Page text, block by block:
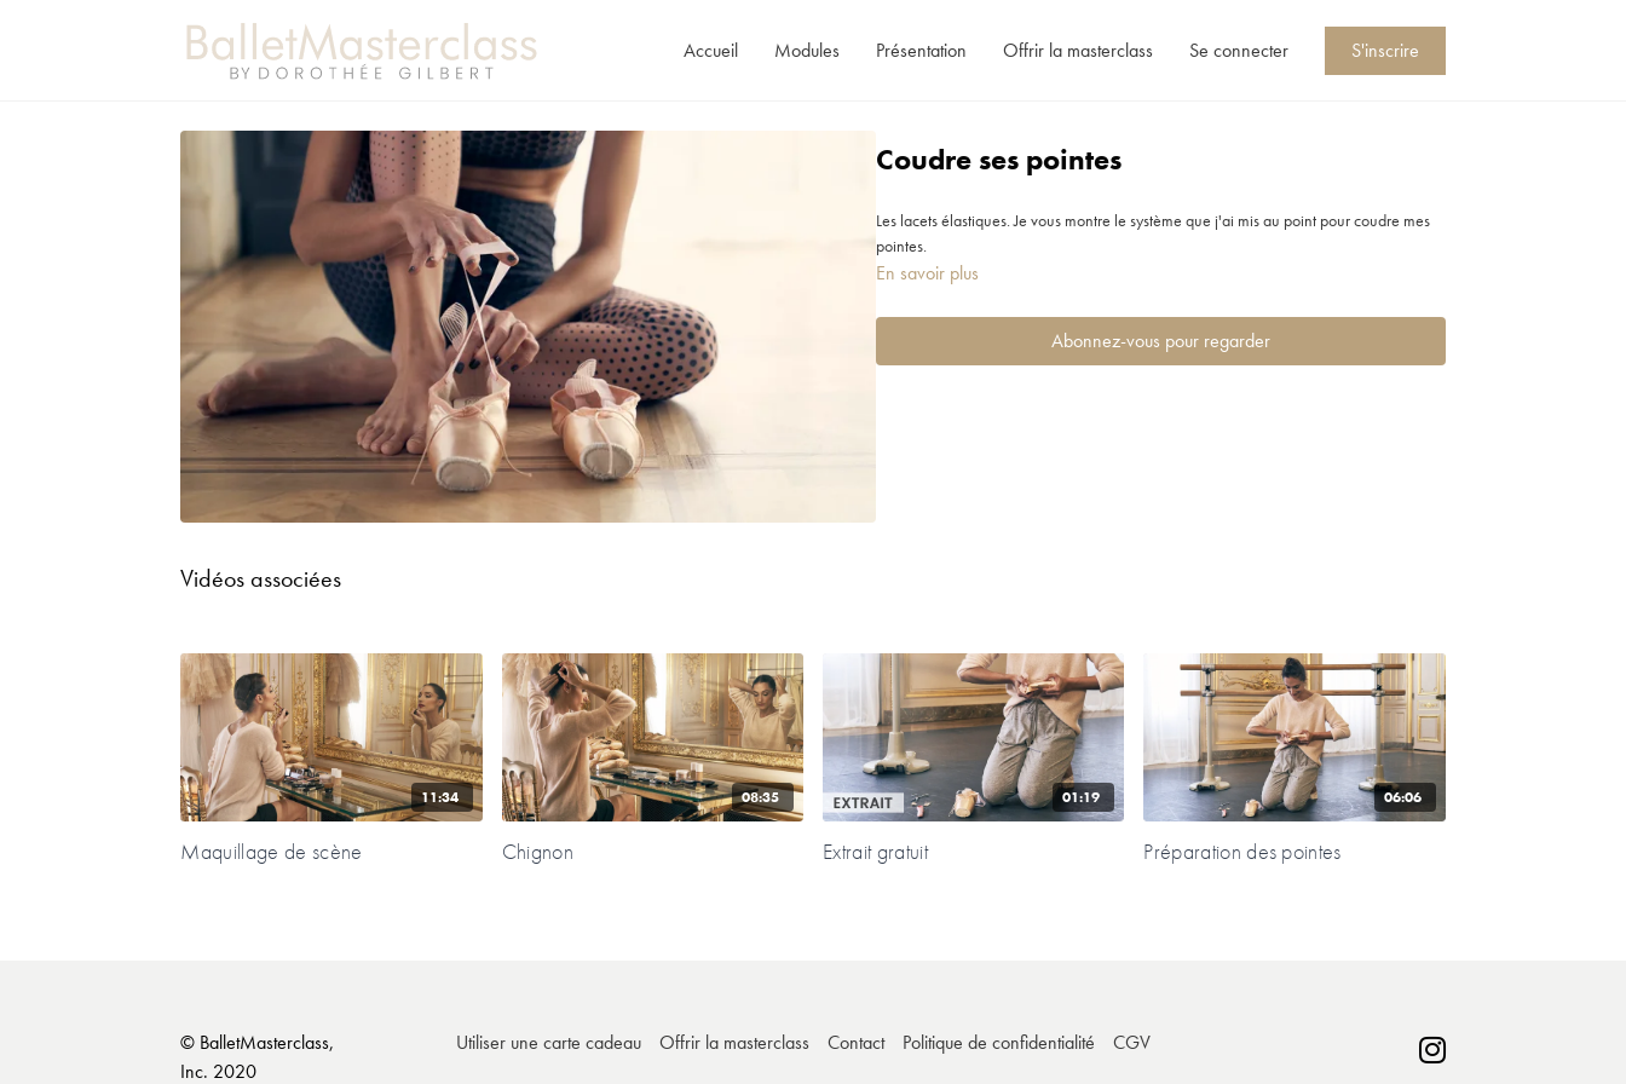
Accueil Modules Présentation Offrir la masterclass Se connecter S'inscrire
Coudre ses pointes
Les lacets élastiques. Je vous montre le système que j'ai mis au point pour coudre mes
pointes.
En savoir plus
Abonnez-vous pour regarder
Vidéos associées
11:34
Maquillage de scène
08:35
Chignon
01:19
Extrait gratuit
06:06
Préparation des pointes
© BalletMasterclass,
Inc. 2020
Utiliser une carte cadeau Offrir la masterclass Contact Politique de confidentialité CGV